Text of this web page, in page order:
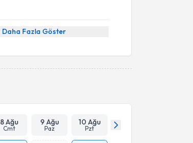
Daha Fazla Göster
8 Ağu
Cmt
9 Ağu
Paz
10 Ağu
Pzt